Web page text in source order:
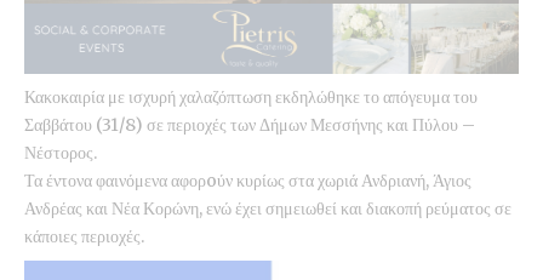
Κακοκαιρία με ισχυρή χαλαζόπτωση εκδηλώθηκε το απόγευμα του
Σαββάτου (31/8) σε περιοχές των Δήμων Μεσσήνης και Πύλου –
Νέστορος.
Τα έντονα φαινόμενα αφορoύν κυρίως στα χωριά Ανδριανή, Άγιος
Ανδρέας και Νέα Κορώνη, ενώ έχει σημειωθεί και διακοπή ρεύματος σε
κάποιες περιοχές.